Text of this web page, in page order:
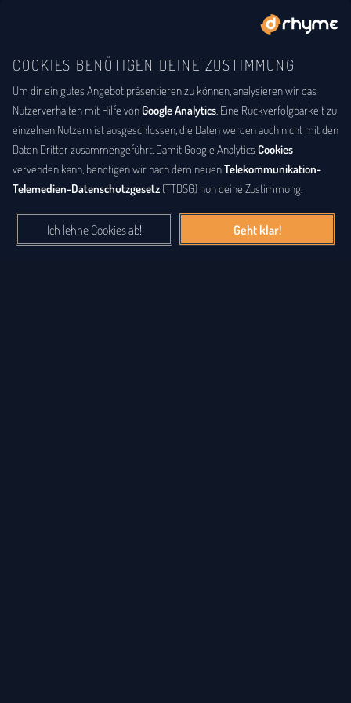
COOKIES BENÖTIGEN DEINE ZUSTIMMUNG
Um dir ein gutes Angebot präsentieren zu können, analysieren wir das
Nutzerverhalten mit Hilfe vonGoogle Analytics. Eine Rückverfolgbarkeit zu
einzelnen Nutzern ist ausgeschlossen, die Daten werden auch nicht mit den
Daten Dritter zusammengeführt. Damit Google Analytics Cookies
vervenden kann, benötigen wir nach dem neuenTelekommunikation-
Telemedien-Datenschutzgesetz (TTDSG) nun deine Zustimmung.
Ich lehne Cookies ab! Geht klar!
BUCHSTABENTAUSCH ANAGRAMM
Anagramm-Lexikon
DasAnagrammlexikonbietet eine alphabetische Auflistung aller
Wörter, zu denen Anagramme existieren. EinAnagrammist eine
Buchstabenfolge, die durch Vertauschung der Buchstaben einer
Wörter und auch ganze Sätze sein. Bei diesem Lexikon hingegen
geht es einzig um real existierende, einzelne Wörter, die durch